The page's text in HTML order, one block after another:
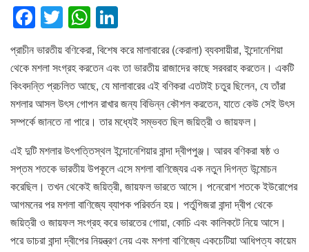
F
a
c
e
b
o
o
k
T
wi
tt
er
W
h
at
s
A
p
p
n
k
e
dI
n
প্রাচীন ভারতীয় বণিকেরা, বিশেষ করে মালাবারের (কেরালা) ব্যবসায়ীরা, ইন্দোনেশিয়া
থেকে মশলা সংগ্রহ করতেন এবং তা ভারতীয় রাজাদের কাছে সরবরাহ করতেন। একটি
কিংবদন্তি প্রচলিত আছে, যে মালাবারের এই বণিকরা এতটাই চতুর ছিলেন, যে তাঁরা
মশলার আসল উৎস গোপন রাখার জন্য বিভিন্ন কৌশল করতেন, যাতে কেউ সেই উৎস
সম্পর্কে জানতে না পারে। তার মধ্যেই সম্ভবত ছিল জয়িত্রী ও জায়ফল।
এই দুটি মশলার উৎপত্তিস্থল ইন্দোনেশিয়ার বান্দা দ্বীপপুঞ্জ। আরব বণিকরা ষষ্ঠ ও
সপ্তম শতকে ভারতীয় উপকূলে এসে মশলা বাণিজ্যের এক নতুন দিগন্ত উন্মোচন
করেছিল। তখন থেকেই জয়িত্রী, জায়ফল ভারতে আসে। পনেরোশ শতকে ইউরোপের
আগমনের পর মশলা বাণিজ্যে ব্যাপক পরিবর্তন হয়। পর্তুগিজরা বান্দা দ্বীপ থেকে
জয়িত্রী ও জায়ফল সংগ্রহ করে ভারতের গোয়া, কোচি এবং কালিকটে নিয়ে আসে।
পরে ডাচরা বান্দা দ্বীপের নিয়ন্ত্রণ নেয় এবং মশলা বাণিজ্যে একচেটিয়া আধিপত্য কায়েম